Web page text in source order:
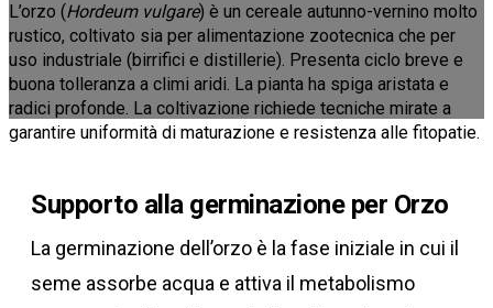
L’orzo (Hordeum vulgare) è un cereale autunno-vernino molto
rustico, coltivato sia per alimentazione zootecnica che per
uso industriale (birrifici e distillerie). Presenta ciclo breve e
buona tolleranza a climi aridi. La pianta ha spiga aristata e
radici profonde. La coltivazione richiede tecniche mirate a
garantire uniformità di maturazione e resistenza alle fitopatie.
Supporto alla germinazione per Orzo
La germinazione dell’orzo è la fase iniziale in cui il
seme assorbe acqua e attiva il metabolismo